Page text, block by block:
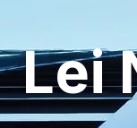
Lei